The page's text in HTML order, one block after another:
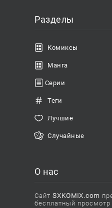
Разделы
Комиксы
Манга
Серии
Теги
Лучшие
Случайные
О нас
Сайт SXKOMIX.com
бесплатный